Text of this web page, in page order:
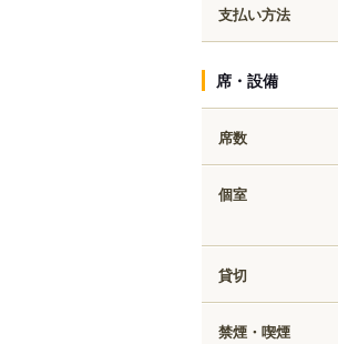
支払い方法
席・設備
席数
個室
貸切
禁煙・喫煙